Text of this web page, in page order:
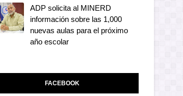
ADP solicita al MINERD
información sobre las 1,000
nuevas aulas para el próximo
año escolar
FACEBOOK